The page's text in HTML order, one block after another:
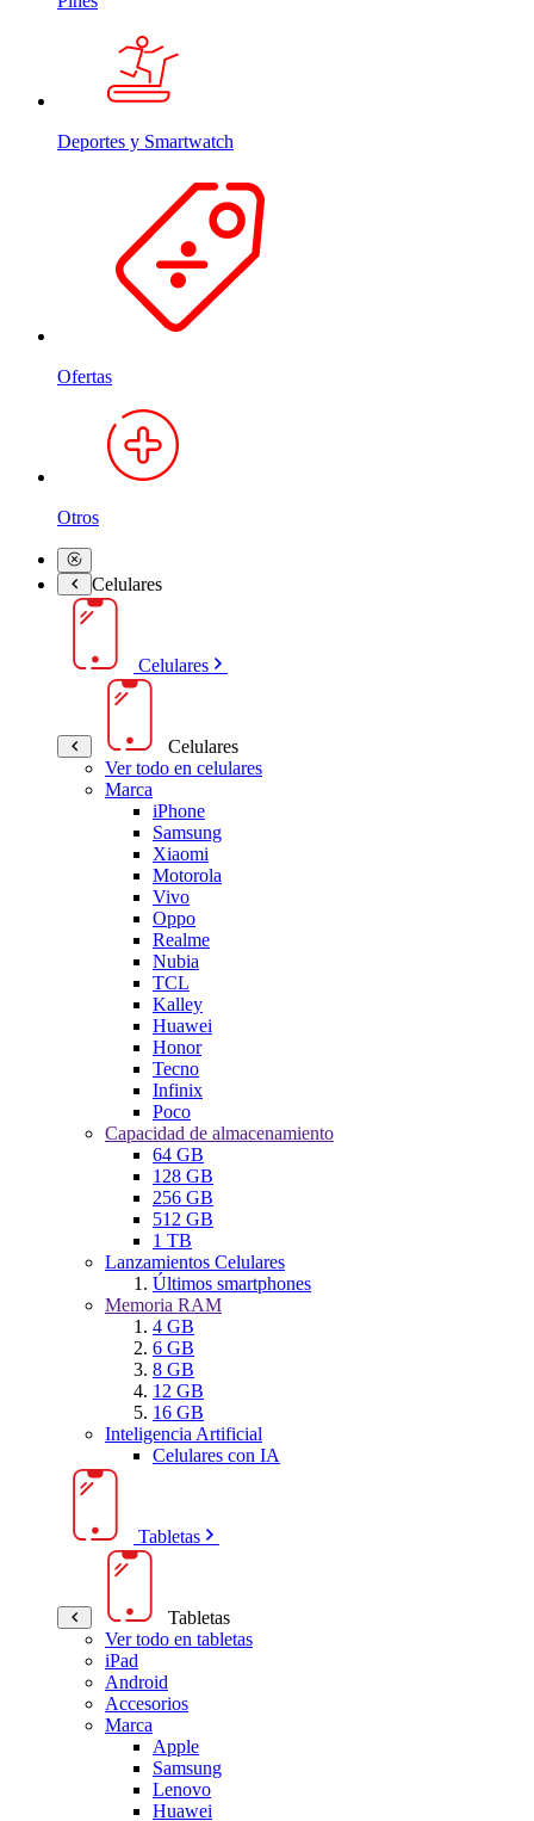
Deportes y Smartwatch
Ofertas
Otros
Celulares
Celulares
Celulares
Ver todo en celulares
Marca
iPhone
Samsung
Xiaomi
Motorola
Vivo
Oppo
Realme
Nubia
TCL
Kalley
Huawei
Honor
Tecno
Infinix
Poco
Capacidad de almacenamiento
64 GB
128 GB
256 GB
512 GB
1 TB
Lanzamientos Celulares
Últimos smartphones
Memoria RAM
4 GB
6 GB
8 GB
12 GB
16 GB
Inteligencia Artificial
Celulares con IA
Tabletas
Tabletas
Ver todo en tabletas
iPad
Android
Accesorios
Marca
Apple
Samsung
Lenovo
Huawei